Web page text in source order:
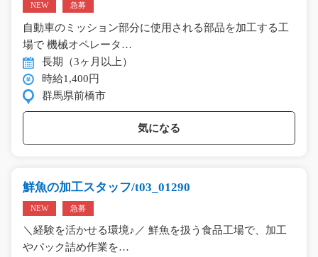
NEW 急募
自動車のミッション部分に使用される部品を加工する工
場で 機械オペレータ…
長期（3ヶ月以上）
時給1,400円
群馬県前橋市
気になる
鮮魚の加工スタッフ/t03_01290
NEW 急募
＼経験を活かせる環境♪／ 鮮魚を扱う食品工場で、加工
やパック詰め作業を…